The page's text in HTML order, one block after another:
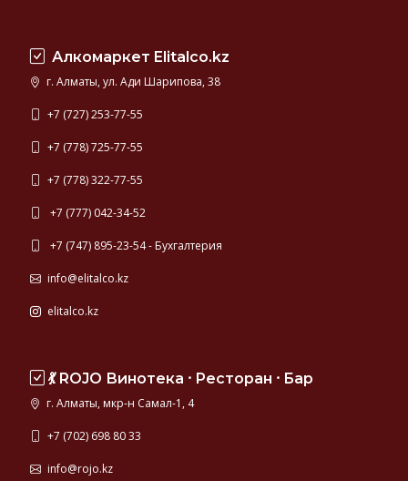
Алкомаркет Elitalco.kz
г. Алматы, ул. Ади Шарипова, 38
+7 (727) 253-77-55
+7 (778) 725-77-55
+7 (778) 322-77-55
+7 (777) 042-34-52
+7 (747) 895-23-54 - Бухгалтерия
info@elitalco.kz
elitalco.kz
💃 ROJO Винотека ⸱ Ресторан ⸱ Бар
г. Алматы, мкр-н Самал-1, 4
+7 (702) 698 80 33
info@rojo.kz